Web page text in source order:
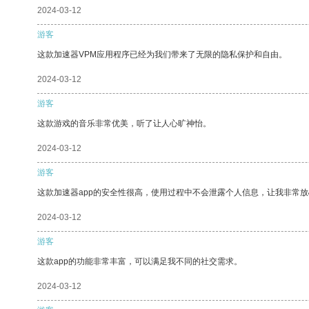
2024-03-12
游客
这款加速器VPM应用程序已经为我们带来了无限的隐私保护和自由。
2024-03-12
游客
这款游戏的音乐非常优美，听了让人心旷神怡。
2024-03-12
游客
这款加速器app的安全性很高，使用过程中不会泄露个人信息，让我非常
2024-03-12
游客
这款app的功能非常丰富，可以满足我不同的社交需求。
2024-03-12